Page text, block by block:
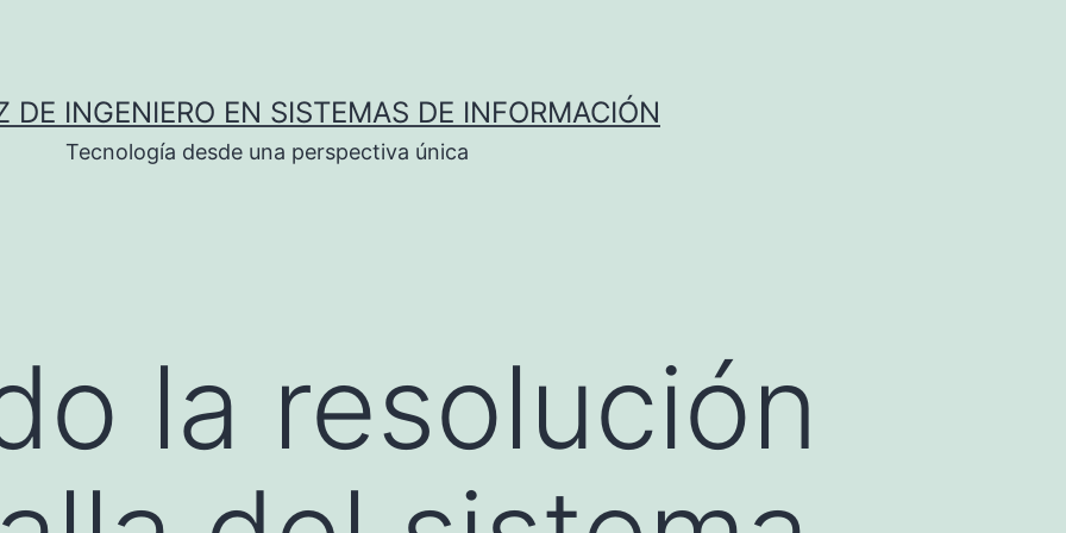
DE INGENIERO EN SISTEMAS DE INFORMACIÓN
Tecnología desde una perspectiva única
la resolución